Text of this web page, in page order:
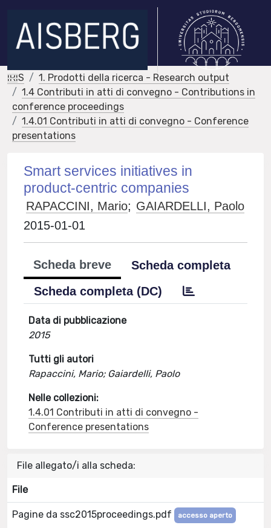
IRIS
1. Prodotti della ricerca - Research output
1.4 Contributi in atti di convegno - Contributions in
conference proceedings
1.4.01 Contributi in atti di convegno - Conference
presentations
Smart services initiatives in
product-centric companies
RAPACCINI, Mario; GAIARDELLI, Paolo
2015-01-01
Scheda breve
Scheda completa
Scheda completa (DC)
Data di pubblicazione
2015
Tutti gli autori
Rapaccini, Mario; Gaiardelli, Paolo
Nelle collezioni:
1.4.01 Contributi in atti di convegno -
Conference presentations
File allegato/i alla scheda:
File
Pagine da ssc2015proceedings.pdf accesso aperto